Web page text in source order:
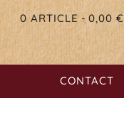
0 ARTICLE 0,00 €
CONTACT